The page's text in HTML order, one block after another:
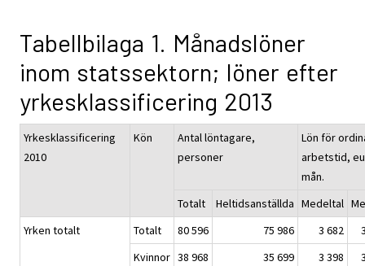
Tabellbilaga 1. Månadslöner
inom statssektorn; löner efter
yrkesklassificering 2013
Yrkesklassificering
2010
Kön
Antal löntagare,
personer
Lön för
arbetstid,
mån.
Totalt
Heltidsanställda Medeltal
Yrken totalt
Totalt 80 596 75 986 3 682
Kvinnor 38 968 35 699 3 398